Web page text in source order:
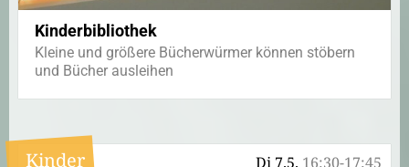
Kinderbibliothek
Kleine und größere Bücherwürmer können stöbern
und Bücher ausleihen
Di 7.5. 16:30-17:45
Kinder